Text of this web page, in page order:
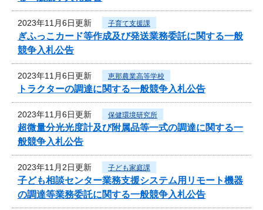
2023年11月6日更新 子育て支援課
ぎふっこカード等作成及び発送業務委託に関する一般
競争入札公告
2023年11月6日更新 恵那農業高等学校
トラクターの調達に関する一般競争入札公告
2023年11月6日更新 保健環境研究所
超微量分光光度計及び附属品等一式の調達に関する一
般競争入札公告
2023年11月2日更新 子ども家庭課
子ども相談センター業務支援システム用リモート機器
の調達等業務委託に関する一般競争入札公告